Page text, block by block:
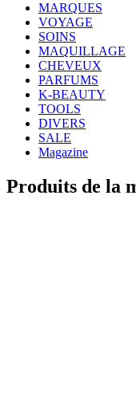
MARQUES
VOYAGE
SOINS
MAQUILLAGE
CHEVEUX
PARFUMS
K-BEAUTY
TOOLS
DIVERS
SALE
Magazine
Produits de la